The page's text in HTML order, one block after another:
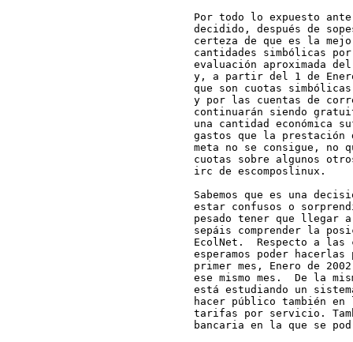
Por todo lo expuesto
decidido, después de
certeza de que es la
cantidades simbólicas
evaluación aproximada
y, a partir del 1 de Enero
que son cuotas
y por las cuentas de
continuarán siendo
una cantidad económica
gastos que la prestación
meta no se consigue, no
cuotas sobre algunos
irc de escomposlinux.
Sabemos que es una
estar confusos o
pesado tener que llegar a
sepáis comprender la
EcolNet.  Respecto a
esperamos poder
primer mes, Enero de
ese mismo mes.  De la
está estudiando un
hacer público también
tarifas por servicio.
bancaria en la que se